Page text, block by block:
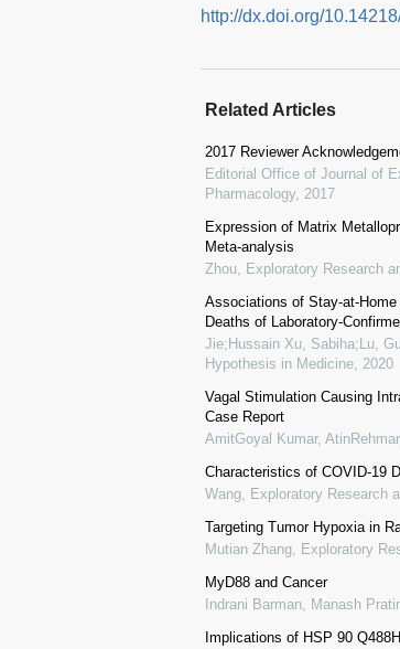
http://dx.doi.org/
Related Articles
2017 Reviewer
Editorial Office of Journal of
Pharmacology, 2017
Expression of Matrix
Meta-analysis
Zhou Exploratory Research
Associations of Stay-at-
Deaths of Laboratory-
Jie;Hussain Xu, Sabiha;Lu,
Hypothesis in Medicine 2020
Vagal Stimulation Causing
Case Report
AmitGoyal Kumar,
Characteristics of COVID-19
Wang Exploratory Research
Targeting Tumor Hypoxia in
Mutian Zhang Exploratory
MyD88 and Cancer
Indrani Barman, Manash
Implications of HSP 90